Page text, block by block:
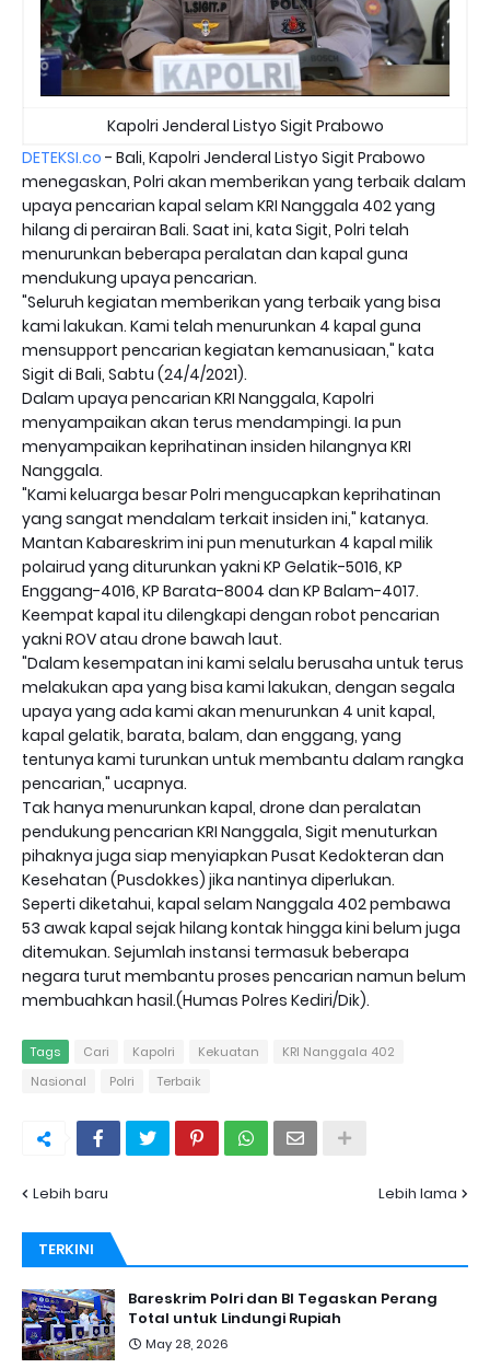
Kapolri Jenderal Listyo Sigit Prabowo
DETEKSI.co - Bali, Kapolri Jenderal Listyo Sigit Prabowo
menegaskan, Polri akan memberikan yang terbaik dalam
upaya pencarian kapal selam KRI Nanggala 402 yang
hilang di perairan Bali. Saat ini, kata Sigit, Polri telah
menurunkan beberapa peralatan dan kapal guna
mendukung upaya pencarian.
"Seluruh kegiatan memberikan yang terbaik yang bisa
kami lakukan. Kami telah menurunkan 4 kapal guna
mensupport pencarian kegiatan kemanusiaan," kata
Sigit di Bali, Sabtu (24/4/2021).
Dalam upaya pencarian KRI Nanggala, Kapolri
menyampaikan akan terus mendampingi. Ia pun
menyampaikan keprihatinan insiden hilangnya KRI
Nanggala.
"Kami keluarga besar Polri mengucapkan keprihatinan
yang sangat mendalam terkait insiden ini," katanya.
Mantan Kabareskrim ini pun menuturkan 4 kapal milik
polairud yang diturunkan yakni KP Gelatik-5016, KP
Enggang-4016, KP Barata-8004 dan KP Balam-4017.
Keempat kapal itu dilengkapi dengan robot pencarian
yakni ROV atau drone bawah laut.
"Dalam kesempatan ini kami selalu berusaha untuk terus
melakukan apa yang bisa kami lakukan, dengan segala
upaya yang ada kami akan menurunkan 4 unit kapal,
kapal gelatik, barata, balam, dan enggang, yang
tentunya kami turunkan untuk membantu dalam rangka
pencarian," ucapnya.
Tak hanya menurunkan kapal, drone dan peralatan
pendukung pencarian KRI Nanggala, Sigit menuturkan
pihaknya juga siap menyiapkan Pusat Kedokteran dan
Kesehatan (Pusdokkes) jika nantinya diperlukan.
Seperti diketahui, kapal selam Nanggala 402 pembawa
53 awak kapal sejak hilang kontak hingga kini belum juga
ditemukan. Sejumlah instansi termasuk beberapa
negara turut membantu proses pencarian namun belum
membuahkan hasil.(Humas Polres Kediri/Dik).
Tags Cari Kapolri Kekuatan
KRI Nanggala 402
Nasional
Polri Terbaik
Lebih baru Lebih lama
TERKINI
Bareskrim Polri dan BI Tegaskan Perang
Total untuk Lindungi Rupiah
May 28, 2026